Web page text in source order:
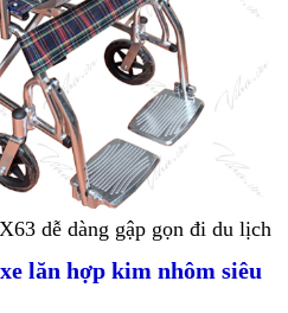
dễ dàng gập gọn đi du lịch
lăn hợp kim nhôm siêu